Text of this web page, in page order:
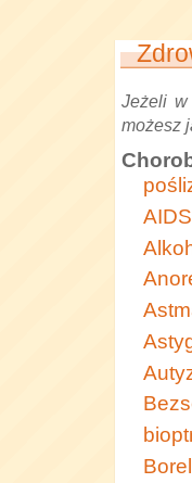
Jeżeli w
możesz
AIDS